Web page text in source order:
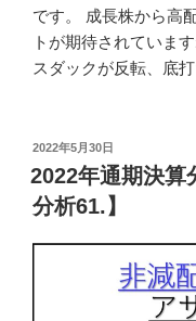
です。 成長株から高
トが期待されていま
スダックが反転、底
投
稿
日:
2022年5月30日
2022年通期決算
分析61.】